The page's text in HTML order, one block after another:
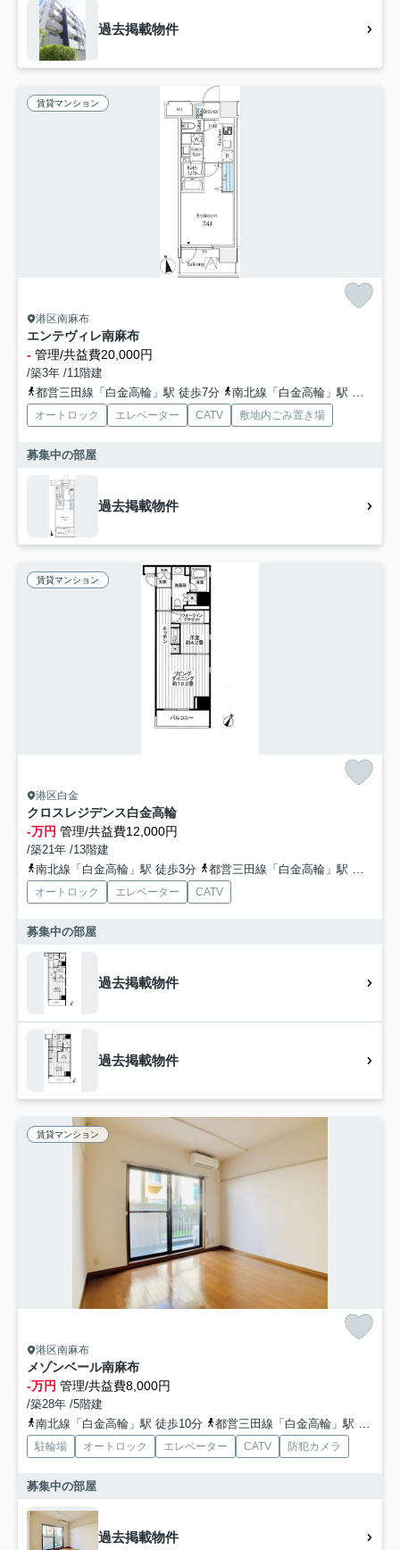
過去掲載物件
賃貸マンション
港区南麻布
エンテヴィレ南麻布
- 管理/共益費20,000円
/築3年 /11階建
都営三田線「白金高輪」駅 徒歩7分
南北線「白金高輪」駅 徒歩7分
オートロック エレベーター CATV 敷地内ごみ置き場
募集中の部屋
過去掲載物件
賃貸マンション
港区白金
クロスレジデンス白金高輪
-万円 管理/共益費12,000円
/築21年 /13階建
南北線「白金高輪」駅 徒歩3分
都営三田線「白金高輪」駅 徒歩2分
オートロック エレベーター CATV
募集中の部屋
過去掲載物件
過去掲載物件
賃貸マンション
港区南麻布
メゾンベール南麻布
-万円 管理/共益費8,000円
/築28年 /5階建
南北線「白金高輪」駅 徒歩10分
都営三田線「白金高輪」駅 徒歩11分
駐輪場 オートロック エレベーター CATV 防犯カメラ
募集中の部屋
過去掲載物件